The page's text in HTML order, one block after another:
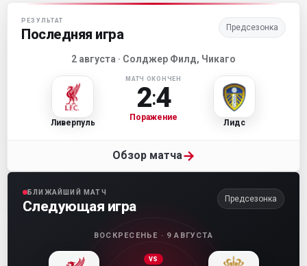
Матч-центр «Ливерпуля»
РЕЗУЛЬТАТ
Последняя игра Предсезонка
2 августа · Солджер Филд, Чикаго
Ливерпуль
МАТЧ ОКОНЧЕН
2:4
Поражение
Лидс
Обзор матча→
БЛИЖАЙШИЙ МАТЧ
Следующая игра Предсезонка
ВОСКРЕСЕНЬЕ · 9 АВГУСТА
VS